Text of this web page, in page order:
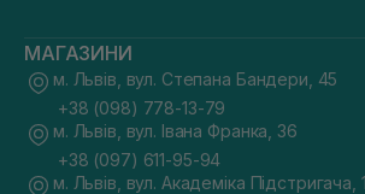
МАГАЗИНИ
м. Львів, вул. Степана Бандери, 45
+38 (098) 778-13-79
м. Львів, вул. Івана Франка, 36
+38 (097) 611-95-94
м. Львів, вул. Академіка